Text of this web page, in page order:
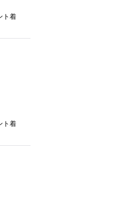
ト着
ト着